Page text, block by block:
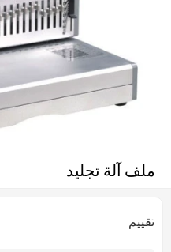
ملف آلة تجليد
تقييم